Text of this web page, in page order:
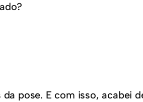
pose. E com isso, acabei